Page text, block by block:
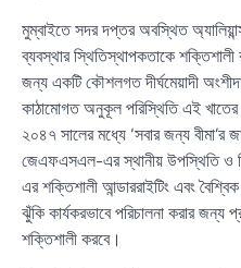
মুম্বাইতে সদর দপ্তর অবস্থিত
ব্যবস্থার স্থিতিস্থাপকতাকে শক্তিশালী
জন্য একটি কৌশলগত দীর্ঘমেয়াদী
কাঠামোগত অনুকূল পরিস্থিতি এই
২০৪৭ সালের মধ্যে ‘সবার জন্য বীমা’র
জেএফএসএল-এর স্থানীয় উপস্থিতি ও
এর শক্তিশালী আন্ডাররাইটিং এবং বৈশ্বিক
ঝুঁকি কার্যকরভাবে পরিচালনা করার জন্য
শক্তিশালী করবে।